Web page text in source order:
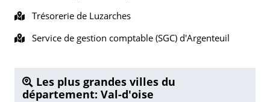
Trésorerie de Luzarches
Service de gestion comptable (SGC) d'Argenteuil
Les plus grandes villes du
département: Val-d'oise